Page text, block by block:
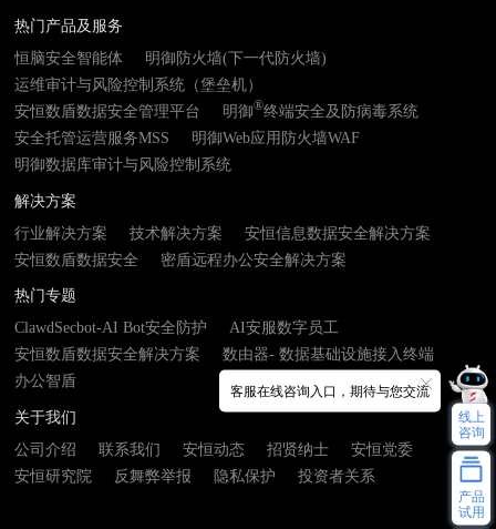
热门产品及服务
恒脑安全智能体
明御防火墙(下一代防火墙)
运维审计与风险控制系统（堡垒机）
安恒数盾数据安全管理平台
明御®终端安全及防病毒系统
安全托管运营服务MSS
明御Web应用防火墙WAF
明御数据库审计与风险控制系统
解决方案
行业解决方案
技术解决方案
安恒信息数据安全解决方案
安恒数盾数据安全
密盾远程办公安全解决方案
热门专题
ClawdSecbot-AI Bot安全防护
AI安服数字员工
安恒数盾数据安全解决方案
数由器- 数据基础设施接入终端
办公智盾
关于我们
公司介绍
联系我们 安恒动态 招贤纳士
安恒党委
安恒研究院
反舞弊举报 隐私保护 投资者关系
客服在线咨询入口，期待与您交流
线上
咨询
产品
试用